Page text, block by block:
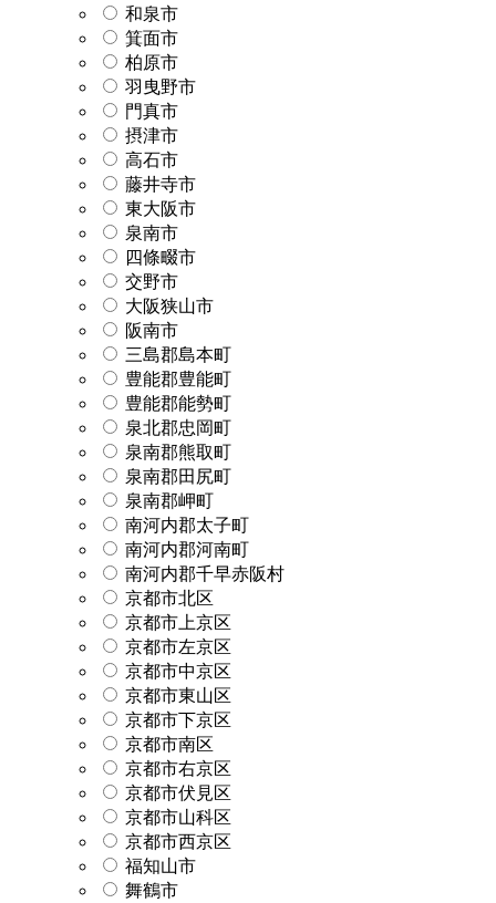
和泉市
箕面市
柏原市
羽曳野市
門真市
摂津市
高石市
藤井寺市
東大阪市
泉南市
四條畷市
交野市
大阪狭山市
阪南市
三島郡島本町
豊能郡豊能町
豊能郡能勢町
泉北郡忠岡町
泉南郡熊取町
泉南郡田尻町
泉南郡岬町
南河内郡太子町
南河内郡河南町
南河内郡千早赤阪村
京都市北区
京都市上京区
京都市左京区
京都市中京区
京都市東山区
京都市下京区
京都市南区
京都市右京区
京都市伏見区
京都市山科区
京都市西京区
福知山市
舞鶴市